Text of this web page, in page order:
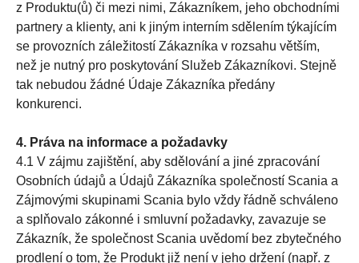
z Produktu(ů) či mezi nimi, Zákazníkem, jeho obchodními
partnery a klienty, ani k jiným interním sdělením týkajícím
se provozních záležitostí Zákazníka v rozsahu větším,
než je nutný pro poskytování Služeb Zákazníkovi. Stejně
tak nebudou žádné Údaje Zákazníka předány
konkurenci.
4. Práva na informace a požadavky
4.1 V zájmu zajištění, aby sdělování a jiné zpracování
Osobních údajů a Údajů Zákazníka společností Scania a
Zájmovými skupinami Scania bylo vždy řádně schváleno
a splňovalo zákonné i smluvní požadavky, zavazuje se
Zákazník, že společnost Scania uvědomí bez zbytečného
prodlení o tom, že Produkt již není v jeho držení (např. z